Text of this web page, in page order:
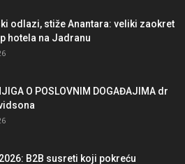
odlazi, stiže Anantara: veliki zaokret
hotela na Jadranu
O POSLOVNIM DOGAĐAJIMA dr
B2B susreti koji pokreću